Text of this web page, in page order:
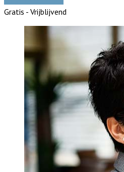
Gratis - Vrijblijvend